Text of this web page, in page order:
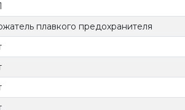
плавкого предохранителя